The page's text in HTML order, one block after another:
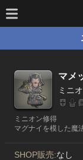
マメ
ミニ
ミニオン修得
マグナイを模した魔
SHOP販売:なし